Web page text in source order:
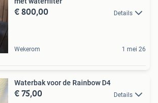
€ 800,00 Details
Wekerom 1 mei 26
Waterbak voor de Rainbow D4
€ 75,00 Details